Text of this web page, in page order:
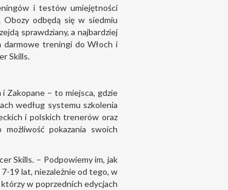
i testów umiejętności
Obozy odbędą się w siedmiu
sprawdziany, a najbardziej
darmowe treningi do Włoch i
Skills.
i Zakopane – to miejsca, gdzie
według systemu szkolenia
i polskich trenerów oraz
pokazania swoich
Skills. – Podpowiemy im, jak
7-19 lat, niezależnie od tego, w
w poprzednich edycjach